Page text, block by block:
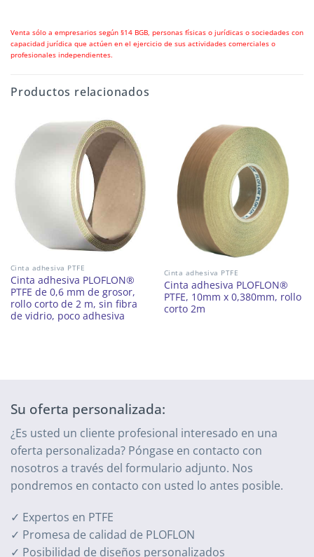
Venta sólo a empresarios según §14 BGB, personas físicas o jurídicas o sociedades con
capacidad jurídica que actúen en el ejercicio de sus actividades comerciales o
profesionales independientes.
Productos relacionados
Cinta adhesiva PTFE
Cinta adhesiva PLOFLON®
PTFE de 0,6 mm de grosor,
rollo corto de 2 m, sin fibra
de vidrio, poco adhesiva
Cinta adhesiva PTFE
Cinta adhesiva PLOFLON®
PTFE, 10mm x 0,380mm, rollo
corto 2m
Su oferta personalizada:
¿Es usted un cliente profesional interesado en una
oferta personalizada? Póngase en contacto con
nosotros a través del formulario adjunto. Nos
pondremos en contacto con usted lo antes posible.
✓ Expertos en PTFE
✓ Promesa de calidad de PLOFLON
✓ Posibilidad de diseños personalizados